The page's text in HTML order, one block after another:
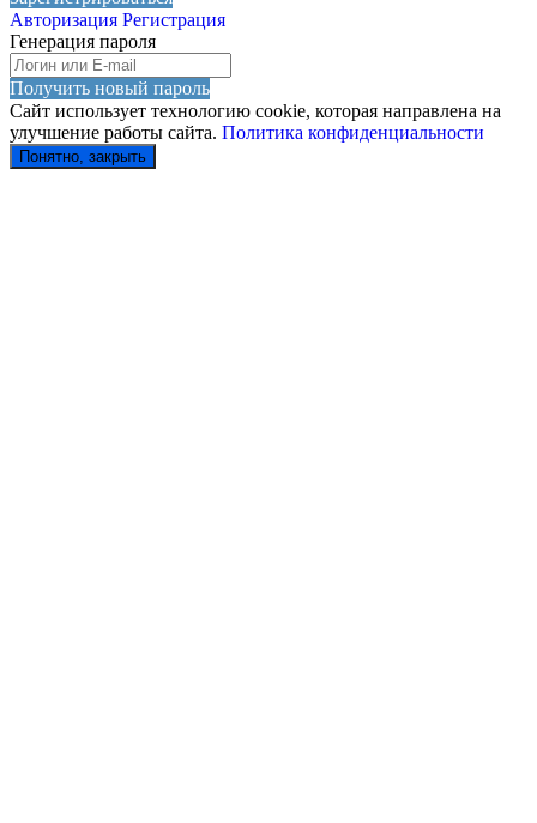
Авторизация Регистрация
Генерация пароля
Получить новый пароль
Сайт использует технологию cookie, которая направлена на
улучшение работы сайта. Политика конфиденциальности
Понятно, закрыть